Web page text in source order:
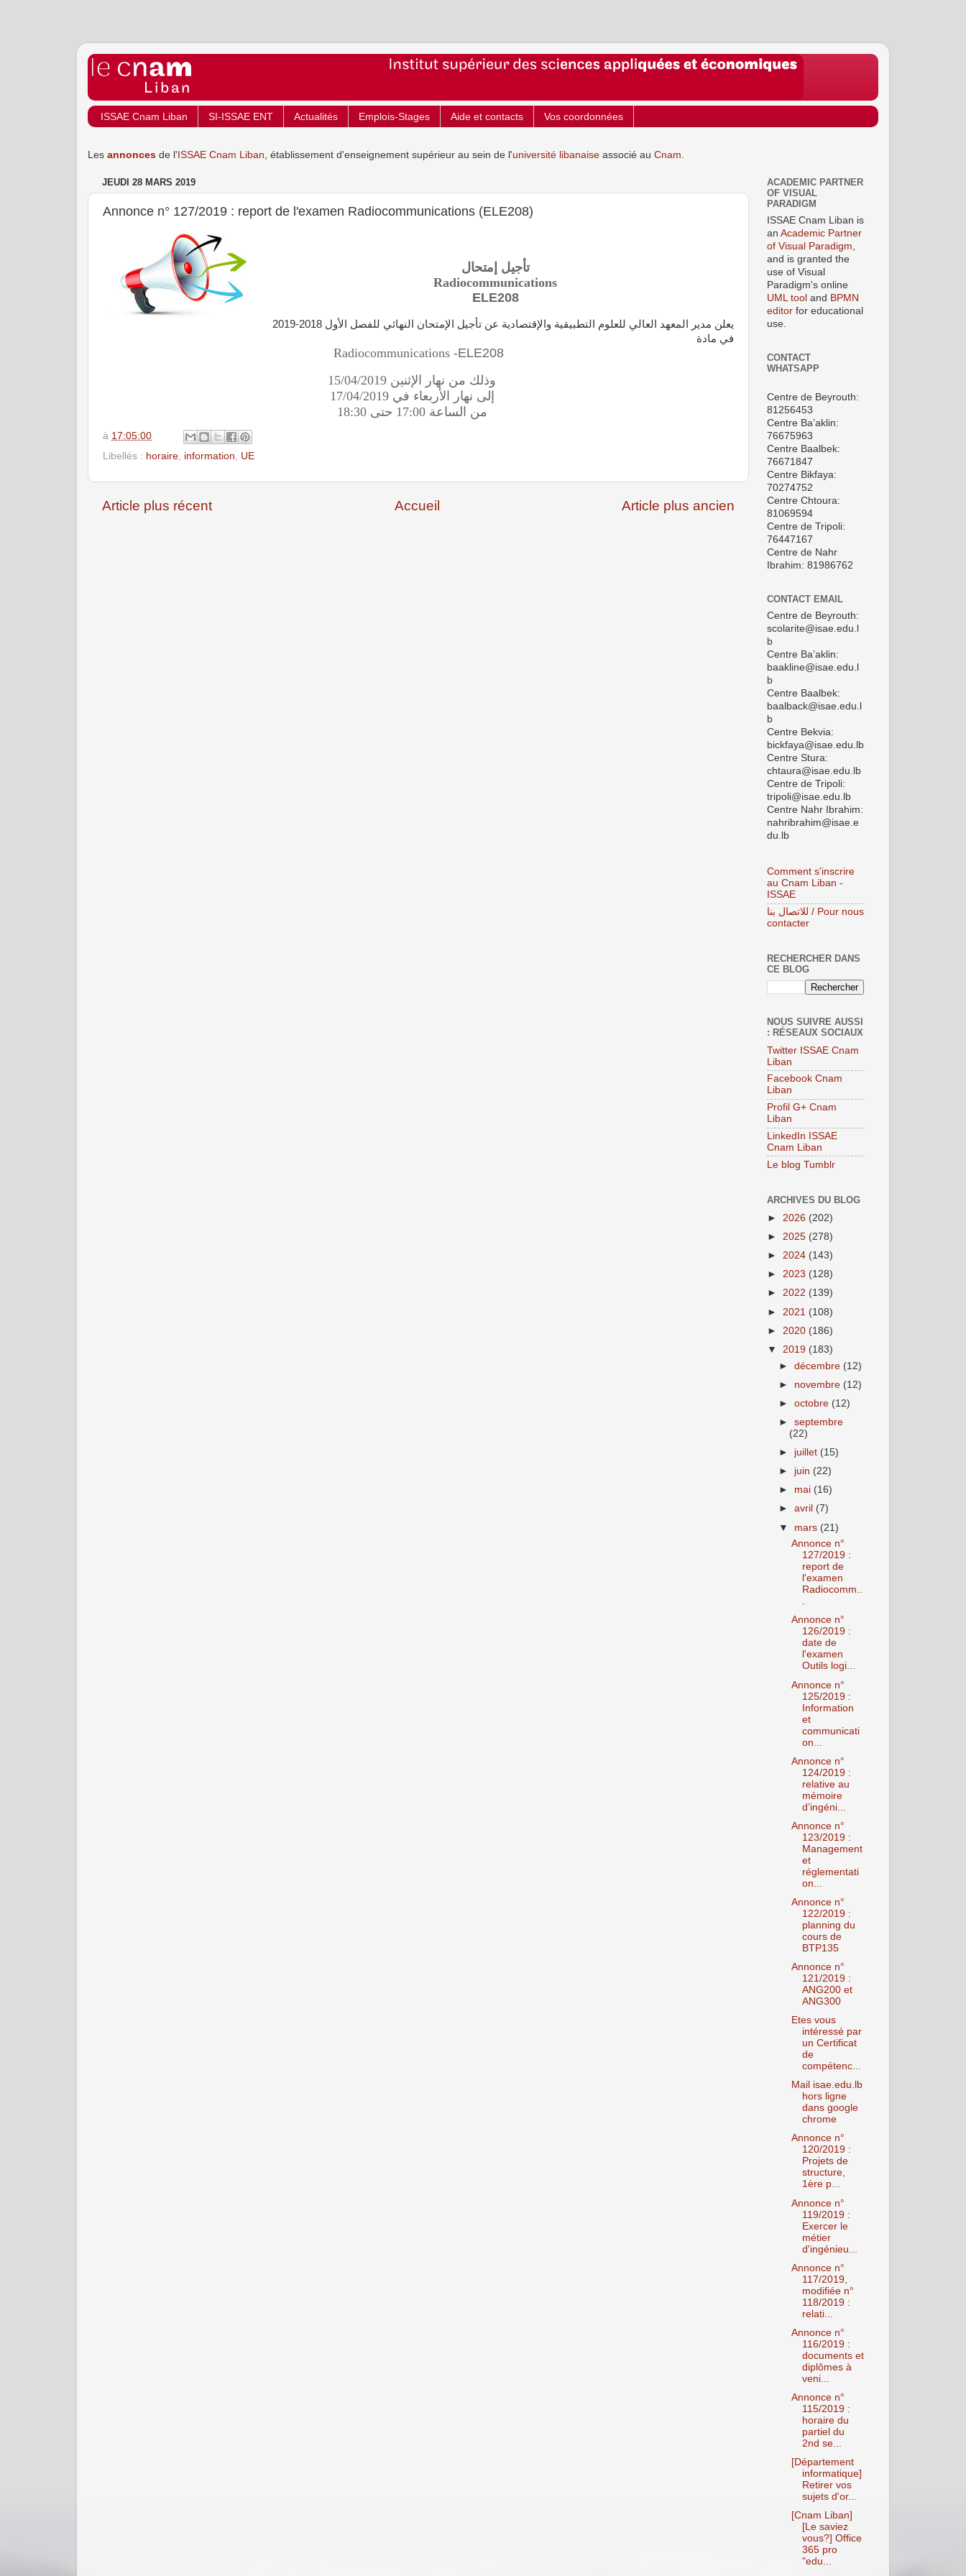
ISSAE Cnam Liban SI-ISSAE ENT Actualités Emplois-Stages Aide et contacts Vos coordonnées
Les annonces de l' ISSAE Cnam Liban , établissement d'enseignement supérieur au sein de l'université libanaise associé au Cnam
JEUDI 28 MARS 2019
Annonce n° 127/2019 : report de l'examen Radiocommunications (ELE208)
تأجيل إمتحال
Radiocommunications
ELE208
يعلن مدير المعهد العالي للعلوم التطبيقية والإقتصادية عن تأجيل الإمتحان النهائي للفصل الأول 2018-2019
في مادة
Radiocommunications -ELE208
وذلك من نهار الإثنين 15/04/2019
إلى نهار الأربعاء في 17/04/2019
من الساعة 17:00 حتى 18:30
à 17:05:00
Libellés : horaire information UE
Article plus récent Article plus ancien
Accueil
ACADEMIC PARTNER
OF VISUAL
PARADIGM
ISSAE Cnam Liban is
an Academic Partner
of Visual Paradigm
and is granted the
use of Visual
Paradigm's online
UML tool and BPMN
editor for educational
use.
CONTACT
WHATSAPP
Centre de Beyrouth:
81256453
Centre Ba’aklin:
76675963
Centre Baalbek:
76671847
Centre Bikfaya:
70274752
Centre Chtoura:
81069594
Centre de Tripoli:
76447167
Centre de Nahr
Ibrahim: 81986762
CONTACT EMAIL
Centre de Beyrouth:
scolarite@isae.edu.l
b
Centre Ba’aklin:
baakline@isae.edu.l
b
Centre Baalbek:
baalback@isae.edu.l
b
Centre Bekvia:
bickfaya@isae.edu.lb
Centre Stura:
chtaura@isae.edu.lb
Centre de Tripoli:
tripoli@isae.edu.lb
Centre Nahr Ibrahim:
nahribrahim@isae.e
du.lb
Comment s'inscrire
au Cnam Liban -
ISSAE
للاتصال بنا / Pour nous
contacter
RECHERCHER DANS
CE BLOG
NOUS SUIVRE AUSSI
: RÉSEAUX SOCIAUX
Twitter ISSAE Cnam
Liban
Facebook Cnam
Liban
Profil G+ Cnam
Liban
LinkedIn ISSAE
Cnam Liban
Le blog Tumblr
ARCHIVES DU BLOG
► 2026 (202)
► 2025 (278)
► 2024 (143)
► 2023 (128)
► 2022 (139)
► 2021 (108)
► 2020 (186)
▼ 2019 (183)
►décembre (12)
► novembre (12)
►octobre (12)
►septembre
(22)
► juillet (15)
► juin (22)
► mai (16)
►avril (7)
▼ mars (21)
Annonce n°
127/2019 :
report de
l'examen
Radiocomm..
.
Annonce n°
126/2019 :
date de
l'examen
Outils logi...
Annonce n°
125/2019 :
Information
et
communicati
on...
Annonce n°
124/2019 :
relative au
mémoire
d’ingéni...
Annonce n°
123/2019 :
Management
et
réglementati
on...
Annonce n°
122/2019 :
planning du
cours de
BTP135
Annonce n°
121/2019 :
ANG200 et
ANG300
Etes vous
intéressé par
un Certificat
de
compétenc...
Mail isae.edu.lb
hors ligne
dans google
chrome
Annonce n°
120/2019 :
Projets de
structure,
1ère p...
Annonce n°
119/2019 :
Exercer le
métier
d'ingénieu...
Annonce n°
117/2019,
modifiée n°
118/2019 :
relati...
Annonce n°
116/2019 :
documents et
diplômes à
veni...
Annonce n°
115/2019 :
horaire du
partiel du
2nd se...
[Département
informatique]
Retirer vos
sujets d'or...
[Cnam Liban]
[Le saviez
vous?] Office
365 pro
"edu...